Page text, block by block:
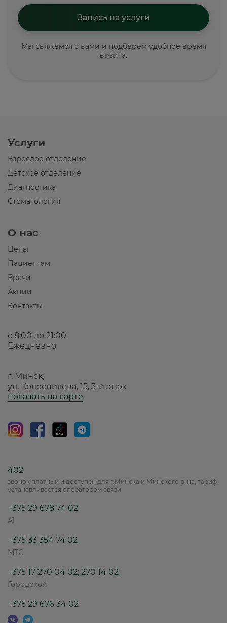
Мы свяжемся с вами и подберем удобное время
визита.
Услуги
Взрослое отделение
Детское отделение
Диагностика
Стоматология
О нас
Цены
Пациентам
Врачи
Акции
Контакты
с 8:00 до 21:00
Ежедневно
г. Минск,
ул. Колесникова, 15, 3-й этаж
показать на карте
402
звонок платный и доступен для г.Минска и Минского р-на, тариф
устанавливается оператором связи
+375 29 678 74 02
A1
+375 33 354 74 02
МТС
+375 17 270 04 02; 270 14 02
Городской
+375 29 676 34 02